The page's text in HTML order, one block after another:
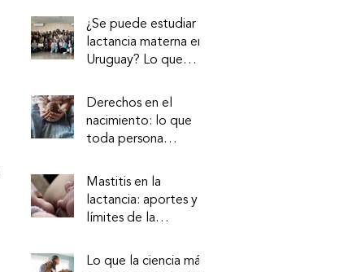
¿Se puede estudiar
lactancia materna en
Uruguay? Lo que
Derechos en el
nacimiento: lo que
toda persona
todo profesional
debería garantizar)
Mastitis en la
lactancia: aportes y
límites de la
Lo que la ciencia más